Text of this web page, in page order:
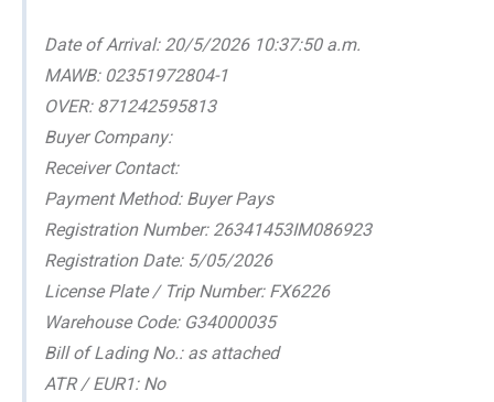
Date of Arrival: 20/5/2026 10:37:50 a.m.
MAWB: 02351972804-1
OVER: 871242595813
Buyer Company:
Receiver Contact:
Payment Method: Buyer Pays
Registration Number: 26341453IM086923
Registration Date: 5/05/2026
License Plate / Trip Number: FX6226
Warehouse Code: G34000035
Bill of Lading No.: as attached
ATR / EUR1: No